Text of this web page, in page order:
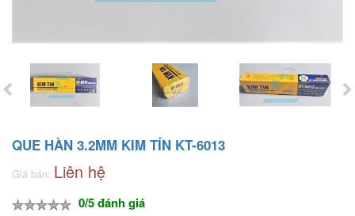
QUE HÀN 3.2MM KIM TÍN KT-6013
Giá bán: Liên hệ
0/5 đánh giá